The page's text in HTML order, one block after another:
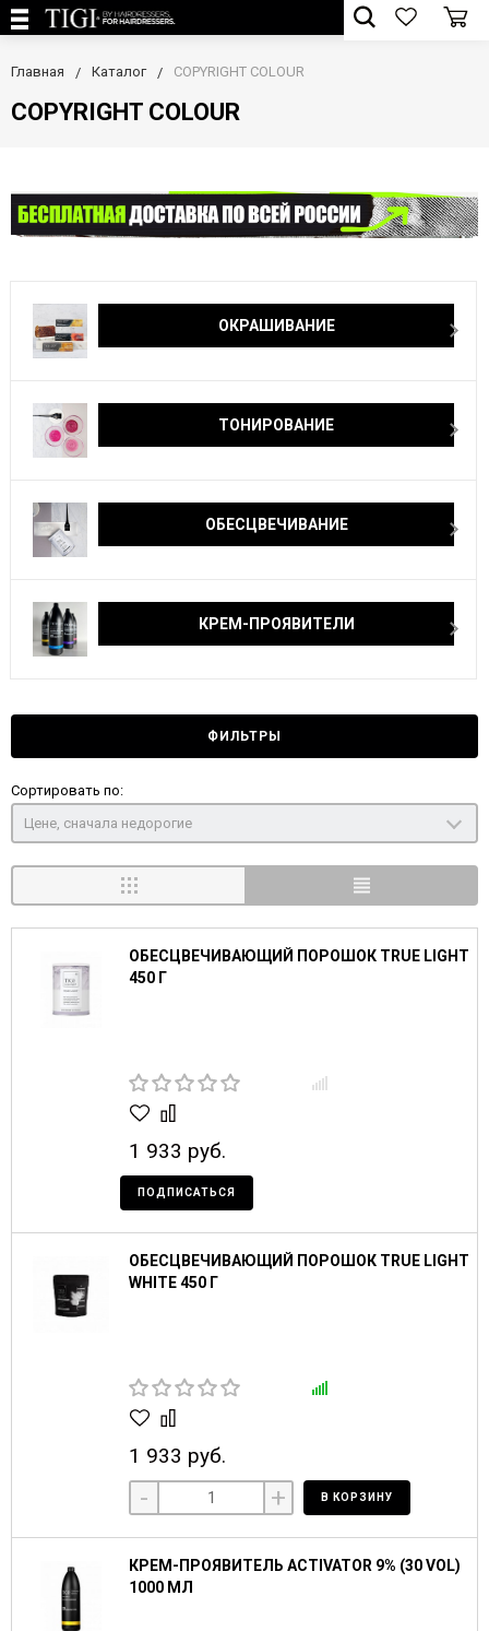
Главная Каталог COPYRIGHT COLOUR
COPYRIGHT COLOUR
ОКРАШИВАНИЕ
ТОНИРОВАНИЕ
ОБЕСЦВЕЧИВАНИЕ
КРЕМ-ПРОЯВИТЕЛИ
ФИЛЬТРЫ
Сортировать по:
Цене, сначала недорогие
ОБЕСЦВЕЧИВАЮЩИЙ ПОРОШОК TRUE LIGHT
450 Г
1 933 руб.
ПОДПИСАТЬСЯ
ОБЕСЦВЕЧИВАЮЩИЙ ПОРОШОК TRUE LIGHT
WHITE 450 Г
1 933 руб.
- + В КОРЗИНУ
КРЕМ-ПРОЯВИТЕЛЬ ACTIVATOR 9% (30 VOL)
1000 МЛ